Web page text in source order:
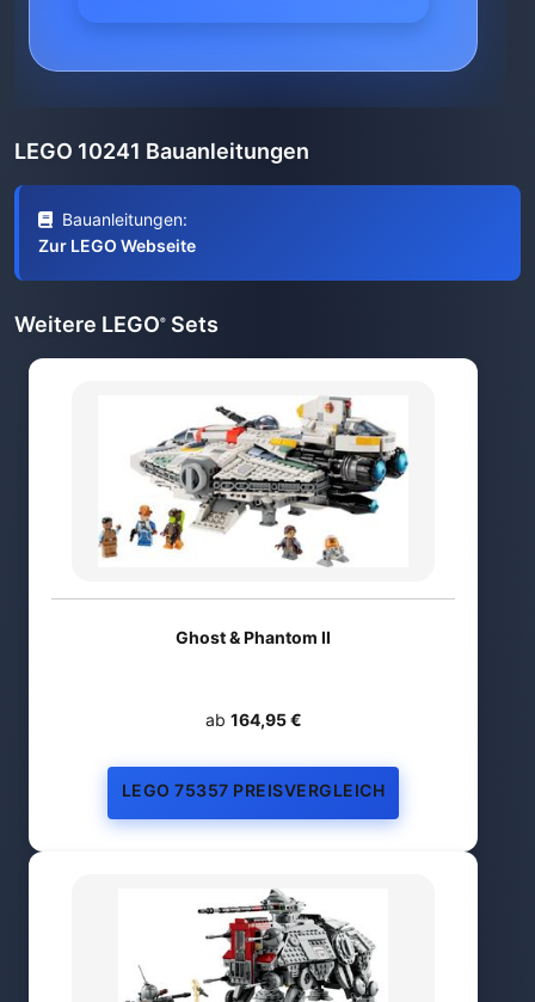
LEGO 10241 Bauanleitungen
Bauanleitungen:
Zur LEGO Webseite
Weitere LEGO® Sets
Ghost & Phantom II
ab 164,95 €
LEGO 75357 PREISVERGLEICH